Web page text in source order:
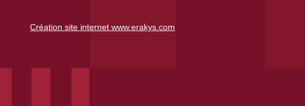
Création site internet www.erakys.com